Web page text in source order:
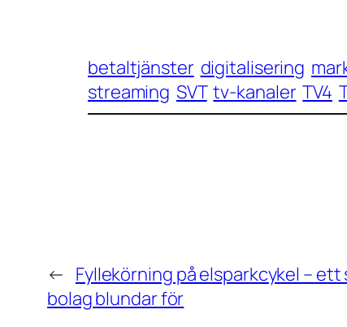
betaltjänster digitalisering
streaming SVT tv-kanaler TV4
← Fyllekörning på elsparkcykel –
bolag blundar för